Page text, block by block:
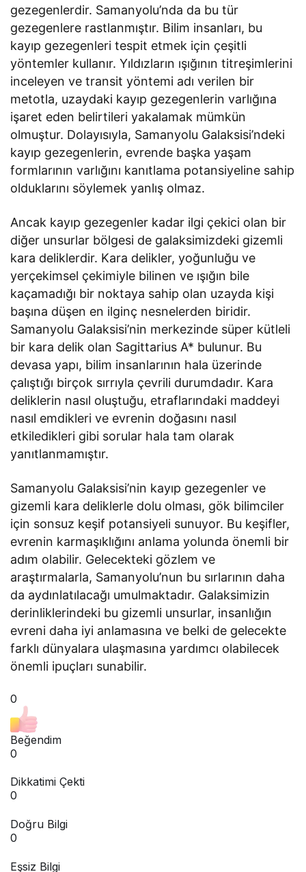
gezegenlerdir. Samanyolu’nda da bu tür
gezegenlere rastlanmıştır. Bilim insanları, bu
kayıp gezegenleri tespit etmek için çeşitli
yöntemler kullanır. Yıldızların ışığının titreşimlerini
inceleyen ve transit yöntemi adı verilen bir
metotla, uzaydaki kayıp gezegenlerin varlığına
işaret eden belirtileri yakalamak mümkün
olmuştur. Dolayısıyla, Samanyolu Galaksisi’ndeki
kayıp gezegenlerin, evrende başka yaşam
formlarının varlığını kanıtlama potansiyeline sahip
olduklarını söylemek yanlış olmaz.
Ancak kayıp gezegenler kadar ilgi çekici olan bir
diğer unsurlar bölgesi de galaksimizdeki gizemli
kara deliklerdir. Kara delikler, yoğunluğu ve
yerçekimsel çekimiyle bilinen ve ışığın bile
kaçamadığı bir noktaya sahip olan uzayda kişi
başına düşen en ilginç nesnelerden biridir.
Samanyolu Galaksisi’nin merkezinde süper kütleli
bir kara delik olan Sagittarius A* bulunur. Bu
devasa yapı, bilim insanlarının hala üzerinde
çalıştığı birçok sırrıyla çevrili durumdadır. Kara
deliklerin nasıl oluştuğu, etraflarındaki maddeyi
nasıl emdikleri ve evrenin doğasını nasıl
etkiledikleri gibi sorular hala tam olarak
yanıtlanmamıştır.
Samanyolu Galaksisi’nin kayıp gezegenler ve
gizemli kara deliklerle dolu olması, gök bilimciler
için sonsuz keşif potansiyeli sunuyor. Bu keşifler,
evrenin karmaşıklığını anlama yolunda önemli bir
adım olabilir. Gelecekteki gözlem ve
araştırmalarla, Samanyolu’nun bu sırlarının daha
da aydınlatılacağı umulmaktadır. Galaksimizin
derinliklerindeki bu gizemli unsurlar, insanlığın
evreni daha iyi anlamasına ve belki de gelecekte
farklı dünyalara ulaşmasına yardımcı olabilecek
önemli ipuçları sunabilir.
0
Beğendim
0
Dikkatimi Çekti
0
Doğru Bilgi
0
Eşsiz Bilgi